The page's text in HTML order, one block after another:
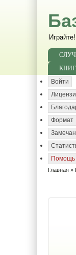
Играйте!
Войти
Формат
Помощь
Главная »